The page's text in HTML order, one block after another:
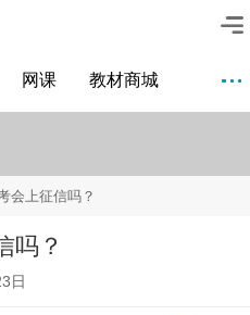
网课 教材商城
会上征信吗？
吗？
日